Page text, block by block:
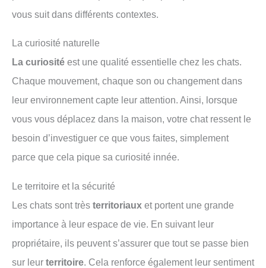
vous suit dans différents contextes.
La curiosité naturelle
La curiosité est une qualité essentielle chez les chats.
Chaque mouvement, chaque son ou changement dans
leur environnement capte leur attention. Ainsi, lorsque
vous vous déplacez dans la maison, votre chat ressent le
besoin d’investiguer ce que vous faites, simplement
parce que cela pique sa curiosité innée.
Le territoire et la sécurité
Les chats sont très territoriaux et portent une grande
importance à leur espace de vie. En suivant leur
propriétaire, ils peuvent s’assurer que tout se passe bien
sur leur territoire . Cela renforce également leur sentiment